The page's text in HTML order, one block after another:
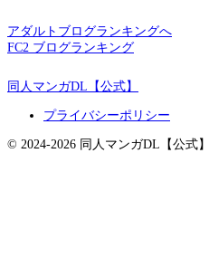
アダルトブログランキングへ
FC2 ブログランキング
同人マンガDL【公式】
プライバシーポリシー
© 2024-2026 同人マンガDL【公式】.